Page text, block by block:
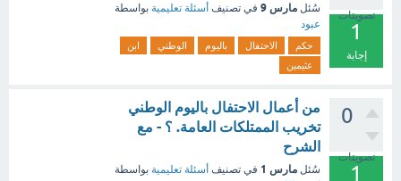
تصويتات
1
إجابة
سُئل مارس 9 في تصنيف أسئلة تعليمية بواسطة
عبود
حكم الاحتفال باليوم الوطني
ابن
عثيمين
0
تصويتات
1
من أعمال الاحتفال باليوم الوطني
تخريب الممتلكات العامة. ؟ - مع
الشرح
سُئل مارس 1 في تصنيف أسئلة تعليمية بواسطة